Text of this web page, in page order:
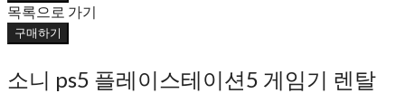
목록으로 가기
구매하기
소니 ps5 플레이스테이션5 게임기 렌탈